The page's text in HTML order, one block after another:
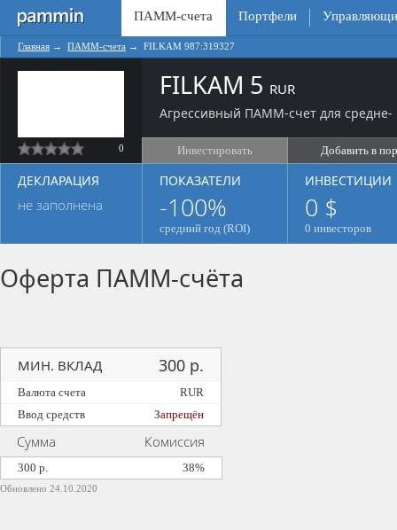
ПАММ-счета Портфели
Главная → ПАММ-счета → FILKAM 987:319327
0
FILKAM 5 RUR
Агрессивный ПАММ-счет для средне-
Инвестировать Добавить в
ДЕКЛАРАЦИЯ
не заполнена
ПОКАЗАТЕЛИ
-100%
средний год (ROI)
ИНВЕСТИЦИИ
0 $
0 инвесторов
Оферта ПАММ-счёта
МИН. ВКЛАД 300 р.
Валюта счета
RUR
Ввод средств
Запрещён
Обновлено 24.10.2020
Сумма Комиссия
300 р. 38%